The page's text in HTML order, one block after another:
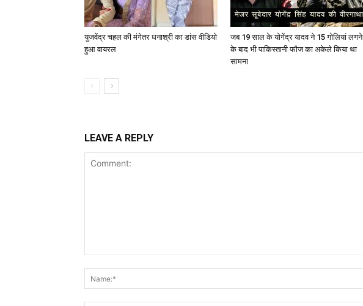
युजवेंद्र चहल की मंगेतर धनाश्री का डांस वीडियो
हुआ वायरल
जब 19 साल के योगेंद्र यादव ने 15 गोलियां लगने
के बाद भी पाकिस्तानी फौज का अकेले किया था
सामना
LEAVE A REPLY